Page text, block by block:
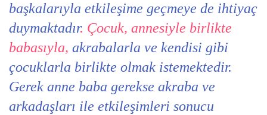
başkalarıyla etkileşime geçmeye de ihtiyaç
duymaktadır. Çocuk, annesiyle birlikte
babasıyla, akrabalarla ve kendisi gibi
çocuklarla birlikte olmak istemektedir.
Gerek anne baba gerekse akraba ve
arkadaşları ile etkileşimleri sonucu